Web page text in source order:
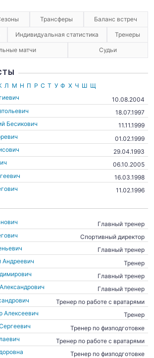
Трансферы Баланс встреч
Индивидуальная статистика Тренеры
матчи Судьи
Л М Н П Р С Т У Ф Х Ч Ш Щ
10.08.2004
18.07.1997
Бесикович
11.11.1999
01.02.1999
29.04.1993
06.10.2005
16.03.1998
11.02.1996
Главный тренер
Спортивный директор
Главный тренер
Андреевич
Тренер
Главный тренер
Главный тренер
Тренер по работе с вратарями
Алексеевич
Тренер
Тренер по физподготовке
Тренер по работе с вратарями
Тренер по физподготовке